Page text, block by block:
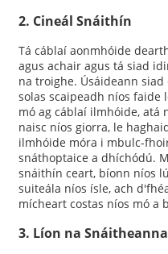
2. Cineál Snáithín
Tá cáblaí aonmhóide
agus achair agus tá siad
na troighe. Úsáideann
solas scaipeadh níos faide
mó ag cáblaí ilmhóide, atá
naisc níos giorra, le
ilmhóide móra i mbulc-
snáthoptaice a dhíchódú.
snáithín ceart, bíonn níos
suiteála níos ísle, ach
mícheart costas níos mó a
3. Líon na Snáitheanna